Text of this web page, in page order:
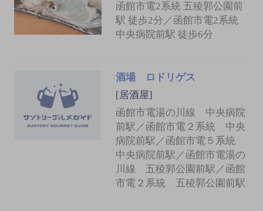
函館市電2系統 五稜郭公園前
駅 徒歩2分／函館市電2系統
中央病院前駅 徒歩6分
酒場 ロドリゲス
[居酒屋]
函館市電湯の川線 中央病院
前駅／函館市電２系統 中央
病院前駅／函館市電５系統
中央病院前駅／函館市電湯の
川線 五稜郭公園前駅／函館
市電２系統 五稜郭公園前駅